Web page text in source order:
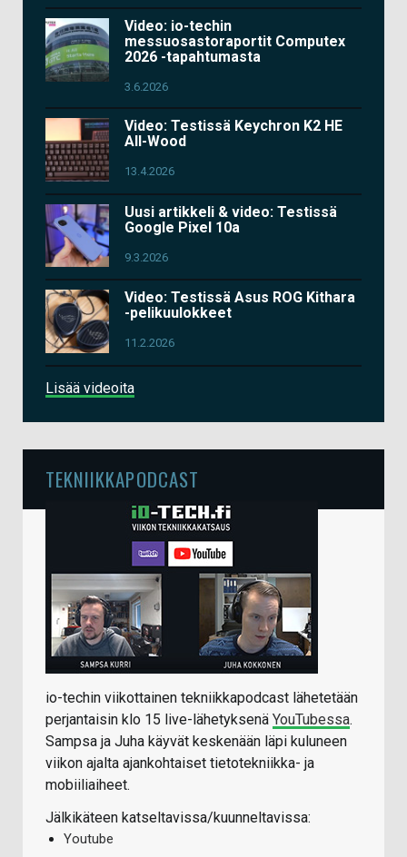
Video: io-techin
messuosastoraportit Computex
2026 -tapahtumasta
3.6.2026
Video: Testissä Keychron K2 HE
All-Wood
13.4.2026
Uusi artikkeli & video: Testissä
Google Pixel 10a
9.3.2026
Video: Testissä Asus ROG Kithara
-pelikuulokkeet
11.2.2026
Lisää videoita
TEKNIIKKAPODCAST
io-techin viikottainen tekniikkapodcast lähetetään
perjantaisin klo 15 live-lähetyksenä YouTubessa.
Sampsa ja Juha käyvät keskenään läpi kuluneen
viikon ajalta ajankohtaiset tietotekniikka- ja
mobiiliaiheet.
Jälkikäteen katseltavissa/kuunneltavissa:
Youtube